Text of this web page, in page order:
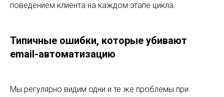
поведением клиента на каждом этапе цикла.
Типичные ошибки, которые убивают
email-автоматизацию
Мы регулярно видим одни и те же проблемы при